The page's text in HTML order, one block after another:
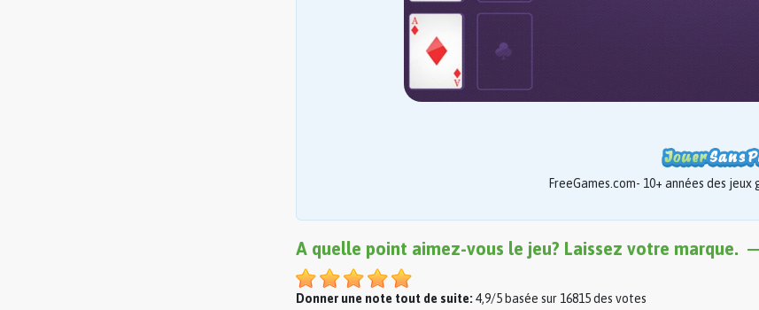
FreeGames.com- 10+ années des
A quelle point aimez-vous le jeu? Laissez votre marque.
Donner une note tout de suite: 4,9/5 basée sur 16815 des votes